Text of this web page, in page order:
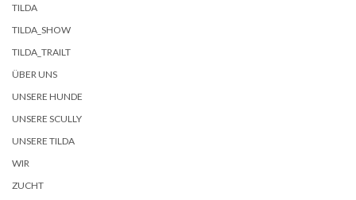
TILDA
TILDA_SHOW
TILDA_TRAILT
ÜBER UNS
UNSERE HUNDE
UNSERE SCULLY
UNSERE TILDA
WIR
ZUCHT